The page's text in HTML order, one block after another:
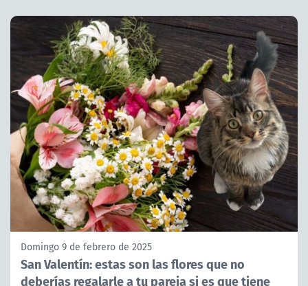
Domingo 9 de febrero de 2025
San Valentín: estas son las flores que no
deberías regalarle a tu pareja si es que tiene